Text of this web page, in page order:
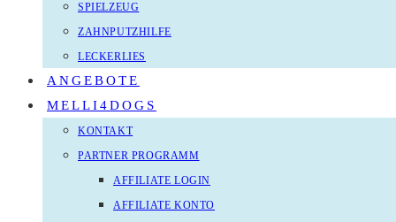
SPIELZEUG
ZAHNPUTZHILFE
LECKERLIES
ANGEBOTE
MELLI4DOGS
KONTAKT
PARTNER PROGRAMM
AFFILIATE LOGIN
AFFILIATE KONTO